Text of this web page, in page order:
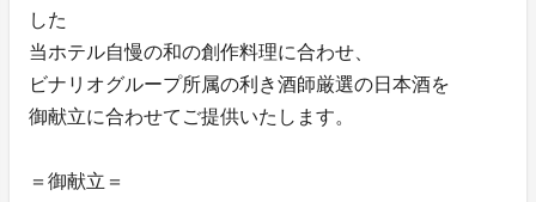
した
当ホテル自慢の和の創作料理に合わせ、
ビナリオグループ所属の利き酒師厳選の日本酒を
御献立に合わせてご提供いたします。
＝御献立＝